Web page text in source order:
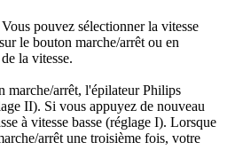
pouvez sélectionner la vitesse
le bouton marche/arrêt ou en
la vitesse.
marche/arrêt, l'épilateur Philips
II). Si vous appuyez de nouveau
à vitesse basse (réglage I). Lorsque
arrêt une troisième fois, votre